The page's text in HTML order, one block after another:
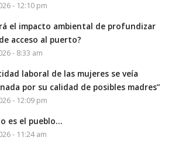
- 12:10 pm
el impacto ambiental de profundizar
acceso al puerto?
- 8:33 am
laboral de las mujeres se veía
por su calidad de posibles madres”
- 12:09 pm
es el pueblo…
- 11:24 am